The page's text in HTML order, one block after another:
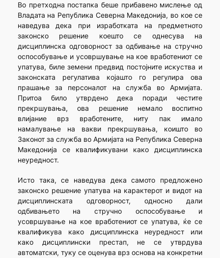
Во претходна постапка беше прибавено мислење од
Владата на Република Северна Македонија, во кое се
наведува дека при изработката на предметното
законско решение коешто се однесува на
дисциплинска одговорност за одбивање на стручно
оспособување и усовршување на кое вработениот се
упатува, биле земени предвид постојните искуства и
законската регулатива којашто го регулира ова
прашање за персоналот на служба во Армијата.
Притоа било утврдено дека поради честите
прекршувања, ова решение немало воспитно
влијание врз вработените, ниту пак имало
намалување на вакви прекршувања, коишто во
Законот за служба во Армијата на Република Северна
Македонија се квалификувани како дисциплинска
неуредност.
Исто така, се наведува дека самото предложено
законско решение упатува на карактерот и видот на
дисциплинската одговорност, односно дали
одбивањето на стручно оспособување и
усовршување на кое вработениот се упатува, ќе се
квалификува како дисциплинска неуредност или
како дисциплински престап, не се утврдува
автоматски, туку се оценува врз основа на конкретни